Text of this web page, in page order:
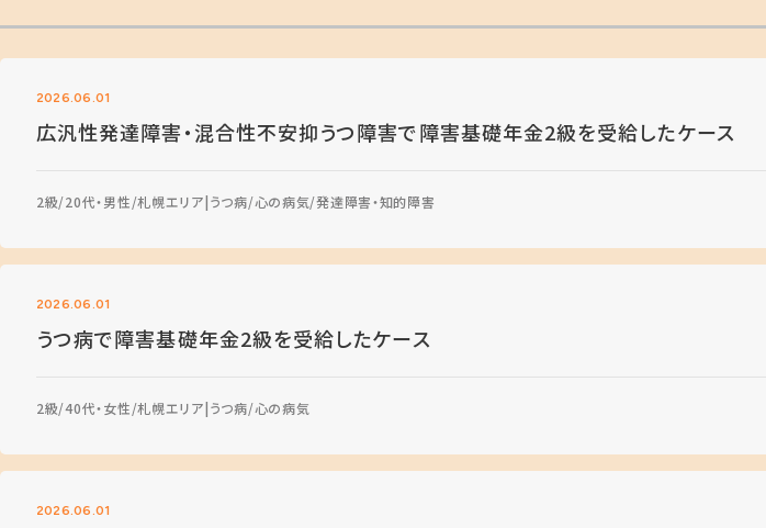
2026.06.01
広汎性発達障害・混合性不安抑うつ障害で障害基礎年金2級を受給したケース
2級 20代・男性 札幌エリア うつ病 心の病気 発達障害・知的障害
2026.06.01
うつ病で障害基礎年金2級を受給したケース
2級 40代・女性 札幌エリア うつ病 心の病気
2026.06.01